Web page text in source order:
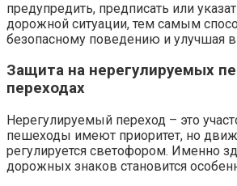
предупредить, предписать или
дорожной ситуации, тем самым
безопасному поведению и улучшая
Защита на нерегулируемых
переходах
Нерегулируемый переход – это
пешеходы имеют приоритет, но
регулируется светофором. Именно
дорожных знаков становится